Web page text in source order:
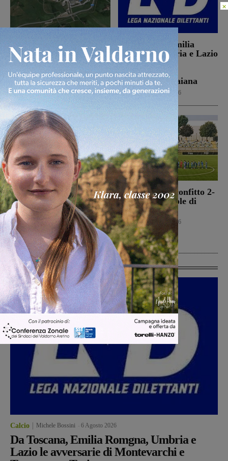
Il Comitato “Le vittime
di Podere Rota” presenta
un esposto sulle molestie
olfattive derivanti dal
sito
Cronaca 6 Agosto 2026
Da Toscana, Emilia
Romgna, Umbria e Lazio
le avversarie di
Montevarchi e
Terranuova Traiana
Calcio 6 Agosto 2026
Morto Francesco
Guccini, aveva 86 anni.
Il 25 aprile del 2024
venne a Gropina per
celebrare la Liberazione
Cronaca 6 Agosto 2026
Montevarchi sconfitto 2-
0 nell’amichevole di
Piancastagnaio
Calcio 6 Agosto 2026
Ultime Calcio
Calcio Michele Bossini 6 Agosto 2026
Da Toscana, Emilia Romgna, Umbria e
Lazio le avversarie di Montevarchi e
×